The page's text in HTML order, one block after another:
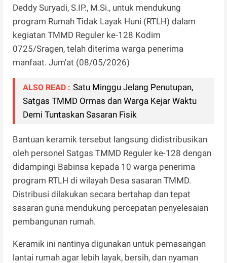
Deddy Suryadi, S.IP., M.Si., untuk mendukung
program Rumah Tidak Layak Huni (RTLH) dalam
kegiatan TMMD Reguler ke-128 Kodim
0725/Sragen, telah diterima warga penerima
manfaat. Jum'at (08/05/2026)
ALSO READ : Satu Minggu Jelang Penutupan,
Satgas TMMD Ormas dan Warga Kejar Waktu
Demi Tuntaskan Sasaran Fisik
Bantuan keramik tersebut langsung didistribusikan
oleh personel Satgas TMMD Reguler ke-128 dengan
didampingi Babinsa kepada 10 warga penerima
program RTLH di wilayah Desa sasaran TMMD.
Distribusi dilakukan secara bertahap dan tepat
sasaran guna mendukung percepatan penyelesaian
pembangunan rumah.
Keramik ini nantinya digunakan untuk pemasangan
lantai rumah agar lebih layak, bersih, dan nyaman